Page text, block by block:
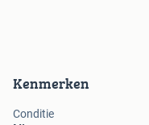
Kenmerken
Conditie